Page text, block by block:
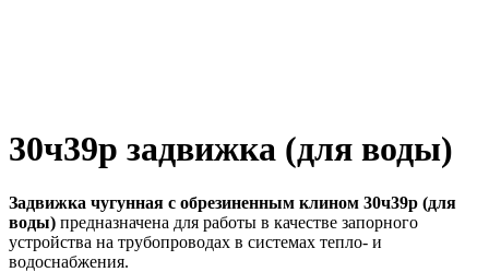
30ч39р задвижка (для воды)
Задвижка чугунная с обрезиненным клином 30ч39р (для
воды) предназначена для работы в качестве запорного
устройства на трубопроводах в системах тепло- и
водоснабжения.